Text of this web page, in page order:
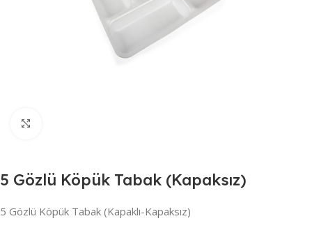
5 Gözlü Köpük Tabak (Kapaksız)
5 Gözlü Köpük Tabak (Kapaklı-Kapaksız)